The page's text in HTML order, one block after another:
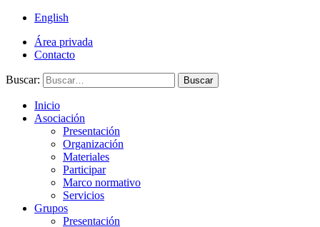
English
Área privada
Contacto
Buscar: Buscar
Inicio
Asociación
Presentación
Organización
Materiales
Participar
Marco normativo
Servicios
Grupos
Presentación